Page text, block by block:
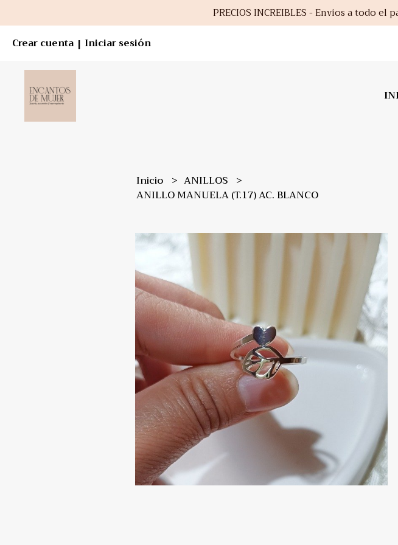
PRECIOS INCREIBLES - Envios a todo
Crear cuenta | Iniciar sesión
Inicio
ANILLOS
ANILLO MANUELA (T.17) AC. BLANCO